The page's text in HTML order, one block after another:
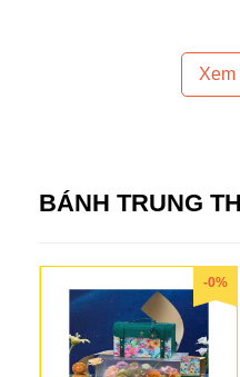
Xem
BÁNH TRUNG
-0%